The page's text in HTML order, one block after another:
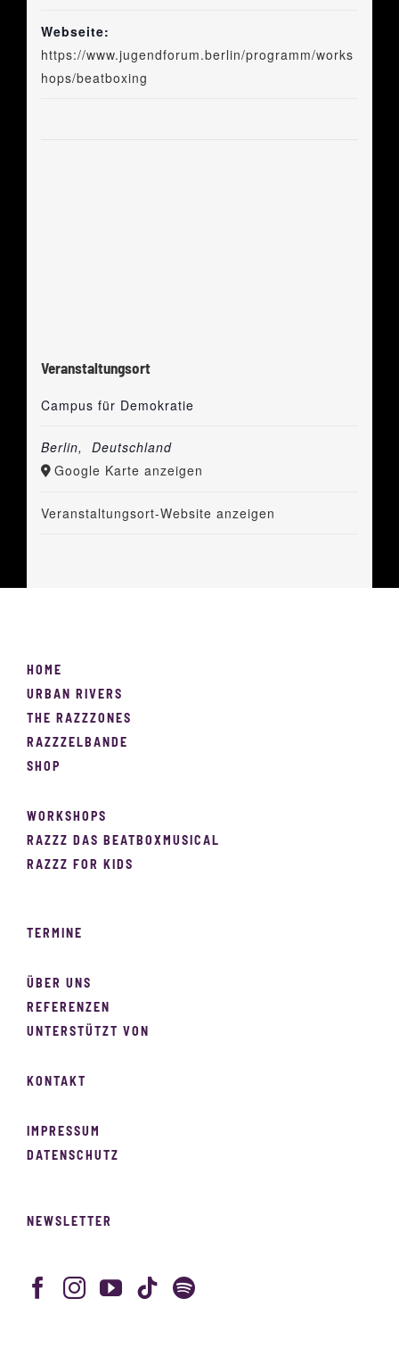
Webseite:
https://www.jugendforum.berlin/programm/works
hops/beatboxing
Veranstaltungsort
Campus für Demokratie
Berlin,
Deutschland
Google Karte anzeigen
Veranstaltungsort-Website anzeigen
HOME
URBAN RIVERS
THE RAZZZONES
RAZZZELBANDE
SHOP
WORKSHOPS
RAZZZ DAS BEATBOXMUSICAL
RAZZZ FOR KIDS
TERMINE
ÜBER UNS
REFERENZEN
UNTERSTÜTZT VON
KONTAKT
IMPRESSUM
DATENSCHUTZ
NEWSLETTER